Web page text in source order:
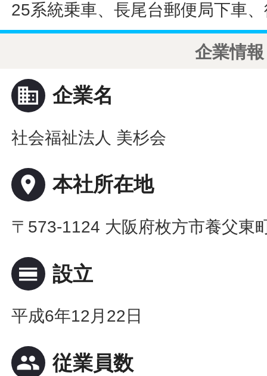
25系統乗車、長尾台郵便局下車
企業情報
business 企業名
社会福祉法人 美杉会
place 本社所在地
〒573-1124 大阪府枚方市養父東
calendar_view_day 設立
平成6年12月22日
people 従業員数